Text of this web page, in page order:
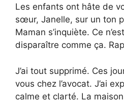
Les enfants ont hâte de
sœur, Janelle, sur un ton
Maman s’inquiète. Ce
disparaître comme ça.
J’ai tout supprimé. Ces
vous chez l’avocat. J’ai
calme et clarté. La